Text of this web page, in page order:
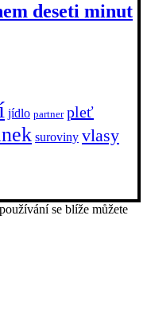
deseti minut
jídlo partner pleť
suroviny vlasy
se blíže můžete